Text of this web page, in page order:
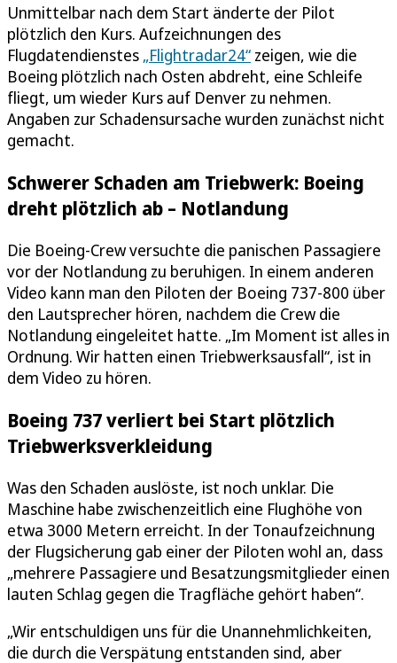
Unmittelbar nach dem Start änderte der Pilot
plötzlich den Kurs. Aufzeichnungen des
Flugdatendienstes „Flightradar24“ zeigen, wie die
Boeing plötzlich nach Osten abdreht, eine Schleife
fliegt, um wieder Kurs auf Denver zu nehmen.
Angaben zur Schadensursache wurden zunächst nicht
gemacht.
Schwerer Schaden am Triebwerk: Boeing
dreht plötzlich ab – Notlandung
Die Boeing-Crew versuchte die panischen Passagiere
vor der Notlandung zu beruhigen. In einem anderen
Video kann man den Piloten der Boeing 737-800 über
den Lautsprecher hören, nachdem die Crew die
Notlandung eingeleitet hatte. „Im Moment ist alles in
Ordnung. Wir hatten einen Triebwerksausfall“, ist in
dem Video zu hören.
Boeing 737 verliert bei Start plötzlich
Triebwerksverkleidung
Was den Schaden auslöste, ist noch unklar. Die
Maschine habe zwischenzeitlich eine Flughöhe von
etwa 3000 Metern erreicht. In der Tonaufzeichnung
der Flugsicherung gab einer der Piloten wohl an, dass
„mehrere Passagiere und Besatzungsmitglieder einen
lauten Schlag gegen die Tragfläche gehört haben“.
„Wir entschuldigen uns für die Unannehmlichkeiten,
die durch die Verspätung entstanden sind, aber